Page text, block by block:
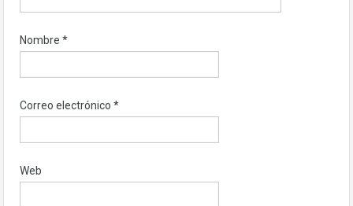
Nombre *
Correo electrónico *
Web